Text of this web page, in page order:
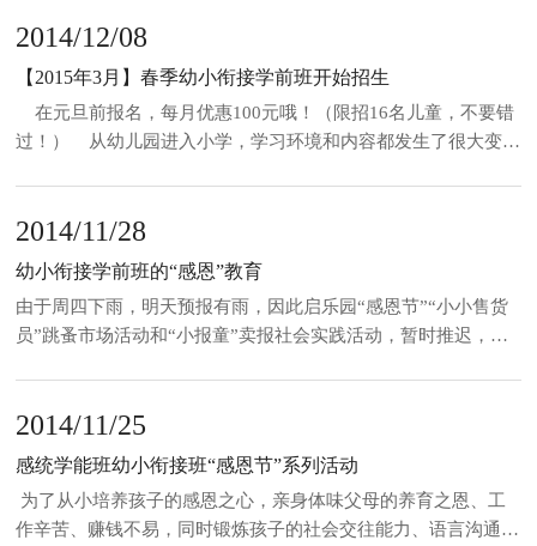
具体详情：一、时间周五上午9：3
2014/12/08
【2015年3月】春季幼小衔接学前班开始招生
在元旦前报名，每月优惠100元哦！（限招16名儿童，不要错
过！） 从幼儿园进入小学，学习环境和内容都发生了很大变
括：作息时间长短相异、课程设置不同、师生关系不同及
2014/11/28
幼小衔接学前班的“感恩”教育
由于周四下雨，明天预报有雨，因此启乐园“感恩节”“小小售货
员”跳蚤市场活动和“小报童”卖报社会实践活动，暂时推迟，具
在孩子们的心田，接下来需要家长引导这颗
2014/11/25
感统学能班幼小衔接班“感恩节”系列活动
为了从小培养孩子的感恩之心，亲身体味父母的养育之恩、工
作辛苦、赚钱不易，同时锻炼孩子的社会交往能力、语言沟通能